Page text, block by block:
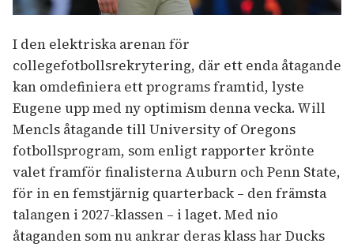
I den elektriska arenan för
collegefotbollsrekrytering, där ett enda åtagande
kan omdefiniera ett programs framtid, lyste
Eugene upp med ny optimism denna vecka. Will
Mencls åtagande till University of Oregons
fotbollsprogram, som enligt rapporter krönte
valet framför finalisterna Auburn och Penn State,
för in en femstjärnig quarterback – den främsta
talangen i 2027-klassen – i laget. Med nio
åtaganden som nu ankrar deras klass har Ducks